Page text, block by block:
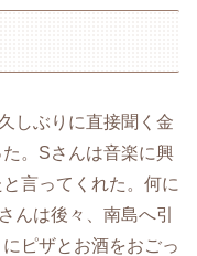
しぶりに直接聞く金
。Sさんは音楽に興
言ってくれた。何に
んは後々、南島へ引
ピザとお酒をおごっ